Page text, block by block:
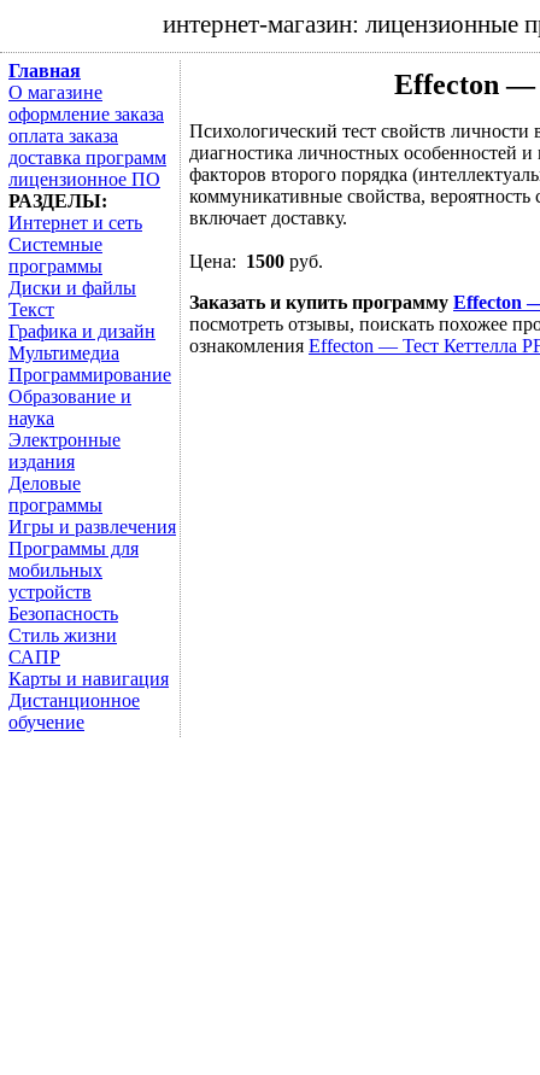
интернет-магазин:
Главная
О магазине
оформление заказа
оплата заказа
доставка программ
лицензионное ПО
РАЗДЕЛЫ:
Интернет и сеть
Системные
программы
Диски и файлы
Текст
Графика и дизайн
Мультимедиа
Программирование
Образование и
наука
Электронные
издания
Деловые
программы
Игры и развлечения
Программы для
мобильных
устройств
Безопасность
Стиль жизни
САПР
Карты и навигация
Дистанционное
обучение
Effecton —
Психологический тест свойств личности
диагностика личностных особенностей
факторов второго порядка
коммуникативные свойства,
включает доставку.
Цена: 1500 руб.
Заказать и купить программу Effecton
посмотреть отзывы, поискать похожее
ознакомления Effecton — Тест Кеттелла